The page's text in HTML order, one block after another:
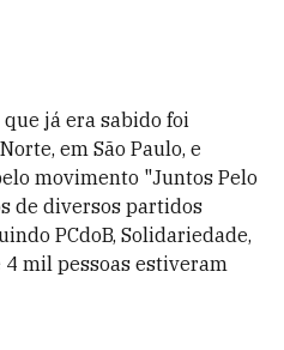
já era sabido foi
em São Paulo, e
movimento "Juntos Pelo
de diversos partidos
PCdoB, Solidariedade,
4 mil pessoas estiveram